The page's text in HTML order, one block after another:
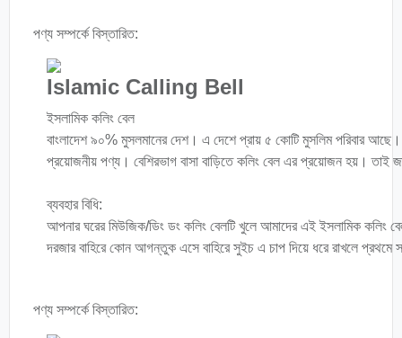
পণ্য সম্পর্কে বিস্তারিত:
Islamic Calling Bell
ইসলামিক কলিং বেল
বাংলাদেশ ৯০% মুসলমানের দেশ। এ দেশে প্রায় ৫ কোটি মুসলিম পরিবার
প্রয়োজনীয় পণ্য। বেশিরভাগ বাসা বাড়িতে কলিং বেল এর প্রয়োজন হয়। তাই
ব্যবহার বিধি:
আপনার ঘরের মিউজিক/ডিং ডং কলিং বেলটি খুলে আমাদের এই ইসলামিক কলিং
দরজার বাহিরে কোন আগন্তুক এসে বাহিরে সুইচ এ চাপ দিয়ে ধরে রাখলে প্রথমে
পণ্য সম্পর্কে বিস্তারিত: